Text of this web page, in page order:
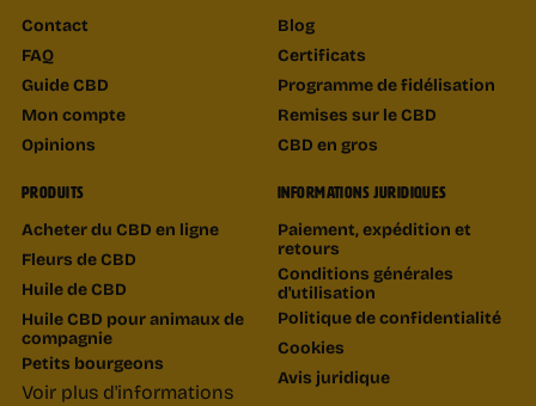
Contact
FAQ
Guide CBD
Mon compte
Opinions
Blog
Certificats
Programme de fidélisation
Remises sur le CBD
CBD en gros
PRODUITS
Acheter du CBD en ligne
Fleurs de CBD
Huile de CBD
Huile CBD pour animaux de
compagnie
Petits bourgeons
Voir plus d'informations
INFORMATIONS JURIDIQUES
Paiement, expédition et
retours
Conditions générales
d'utilisation
Politique de confidentialité
Cookies
Avis juridique